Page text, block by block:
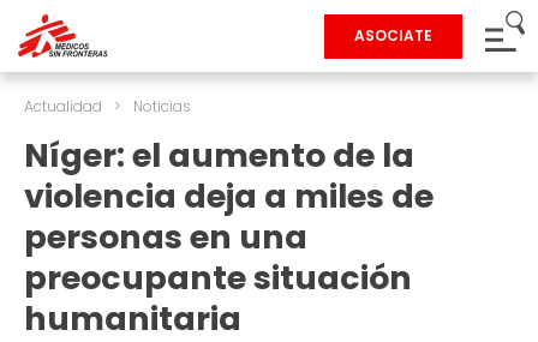
ASOCIATE
Actualidad > Noticias
Níger: el aumento de la
violencia deja a miles de
personas en una
preocupante situación
humanitaria